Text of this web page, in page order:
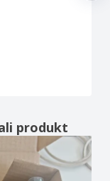
produkt